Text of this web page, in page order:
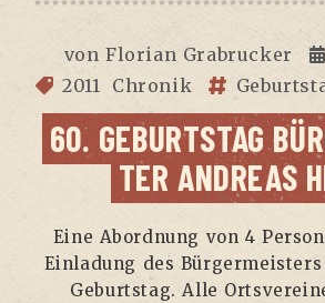
von Florian Grabrucker
2011
Chronik
60. GEBURTS­TAG
TER ANDRE­AS
Eine Abord­nung von 4
Ein­la­dung des Bür­ger­meis­ters
Geburts­tag. Alle